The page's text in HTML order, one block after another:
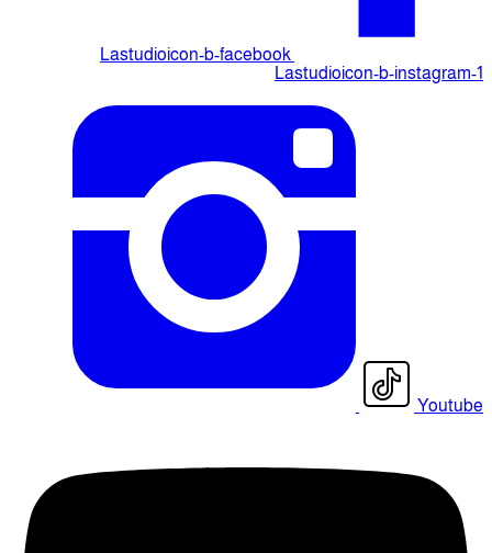
Lastudioicon-b-facebook
Lastudioicon-b-instagram-1
Youtube